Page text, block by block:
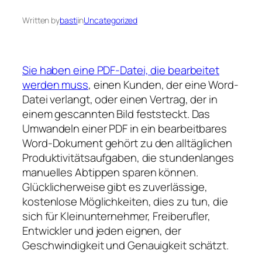
Written bybastiinUncategorized
Sie haben eine PDF-Datei, die bearbeitet
werden muss, einen Kunden, der eine Word-
Datei verlangt, oder einen Vertrag, der in
einem gescannten Bild feststeckt. Das
Umwandeln einer PDF in ein bearbeitbares
Word-Dokument gehört zu den alltäglichen
Produktivitätsaufgaben, die stundenlanges
manuelles Abtippen sparen können.
Glücklicherweise gibt es zuverlässige,
kostenlose Möglichkeiten, dies zu tun, die
sich für Kleinunternehmer, Freiberufler,
Entwickler und jeden eignen, der
Geschwindigkeit und Genauigkeit schätzt.